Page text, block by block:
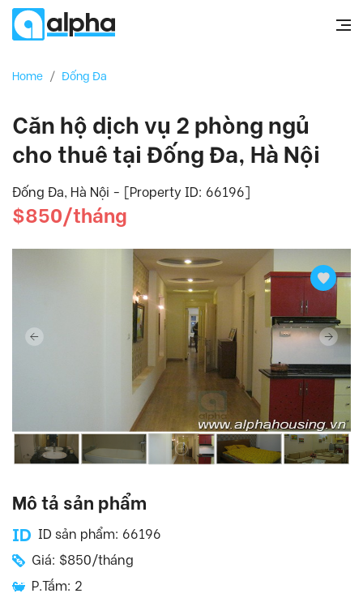
Home / Đống Đa
Căn hộ dịch vụ 2 phòng ngủ
cho thuê tại Đống Đa, Hà Nội
Đống Đa, Hà Nội - [Property ID: 66196]
$850/tháng
Mô tả sản phẩm
ID sản phẩm: 66196
Giá: $850/tháng
P.Tắm: 2